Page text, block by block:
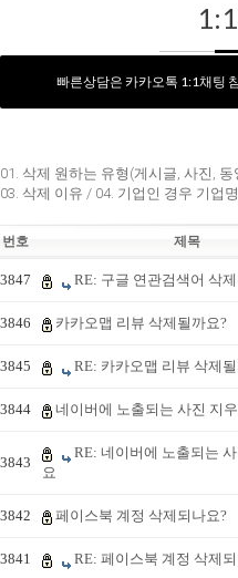
빠른상담은 카카오톡 1:1채팅
01. 삭제 원하는 유형(게시글, 사진,
03. 삭제 이유 / 04. 기업인 경우 기업
번호 제목
3847 RE: 구글 연관검색어 삭
3846
카카오맵 리뷰 삭제될까요?
3845
RE: 카카오맵 리뷰 삭제
3844
네이버에 노출되는 사진 지
3843
RE: 네이버에 노출되는
요
3842 페이스북 계정 삭제되나요?
3841
RE: 페이스북 계정 삭제